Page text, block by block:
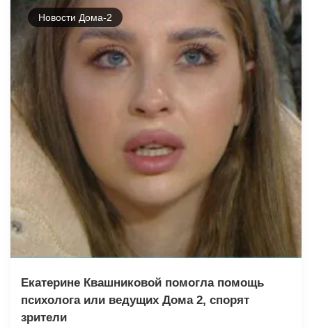
Новости Дома-2
Екатерине Квашниковой помогла помощь
психолога или ведущих Дома 2, спорят
зрители